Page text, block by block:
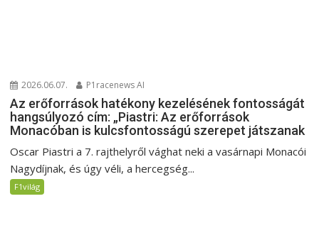
2026.06.07. P1racenews AI
Az erőforrások hatékony kezelésének fontosságát
hangsúlyozó cím: „Piastri: Az erőforrások
Monacóban is kulcsfontosságú szerepet játszanak
Oscar Piastri a 7. rajthelyről vághat neki a vasárnapi Monacói
Nagydíjnak, és úgy véli, a hercegség...
F1világ